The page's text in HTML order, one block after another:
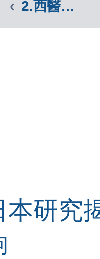
2.西醫報導
研究